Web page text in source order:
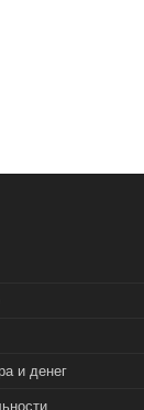
и денег